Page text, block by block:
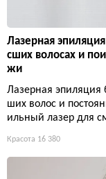
Лазерная
сших волосах и
жи
Лазерная эпиляция
ших волос и
ильный лазер для
Красота 16 380